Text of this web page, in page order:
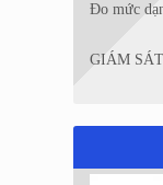
Đo mức
GIÁM